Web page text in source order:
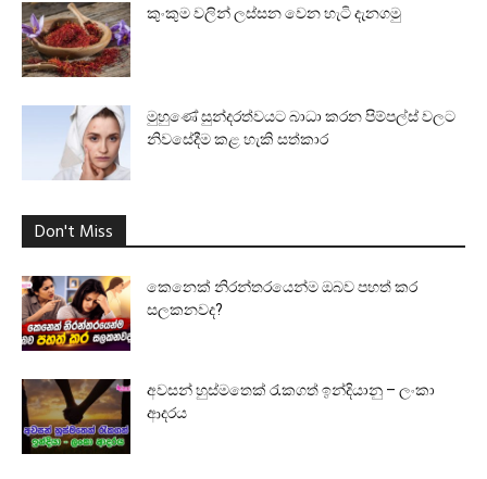
කුංකුම වලින් ලස්සන වෙන හැටි දැනගමු
මුහුණේ සුන්දරත්වයට බාධා කරන පිම්පල්ස් වලට
නිවසේදීම කළ හැකි සත්කාර
Don't Miss
කෙනෙක් නිරන්තරයෙන්ම ඔබව පහත් කර
සලකනවද?
අවසන් හුස්මතෙක් රැකගත් ඉන්දියානු – ලංකා
ආදරය